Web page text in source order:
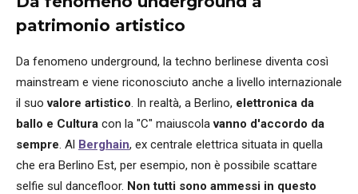
patrimonio artistico
Da fenomeno underground, la techno berlinese diventa così
mainstream e viene riconosciuto anche a livello internazionale
il suovalore artistico. In realtà, a Berlino, elettronica da
ballo e Cultura con la "C" maiuscolavanno d'accordo da
sempre. Al Berghain, ex centrale elettrica situata in quella
che era Berlino Est, per esempio, non è possibile scattare
selfie sul dancefloor. Non tutti sono ammessi in questo